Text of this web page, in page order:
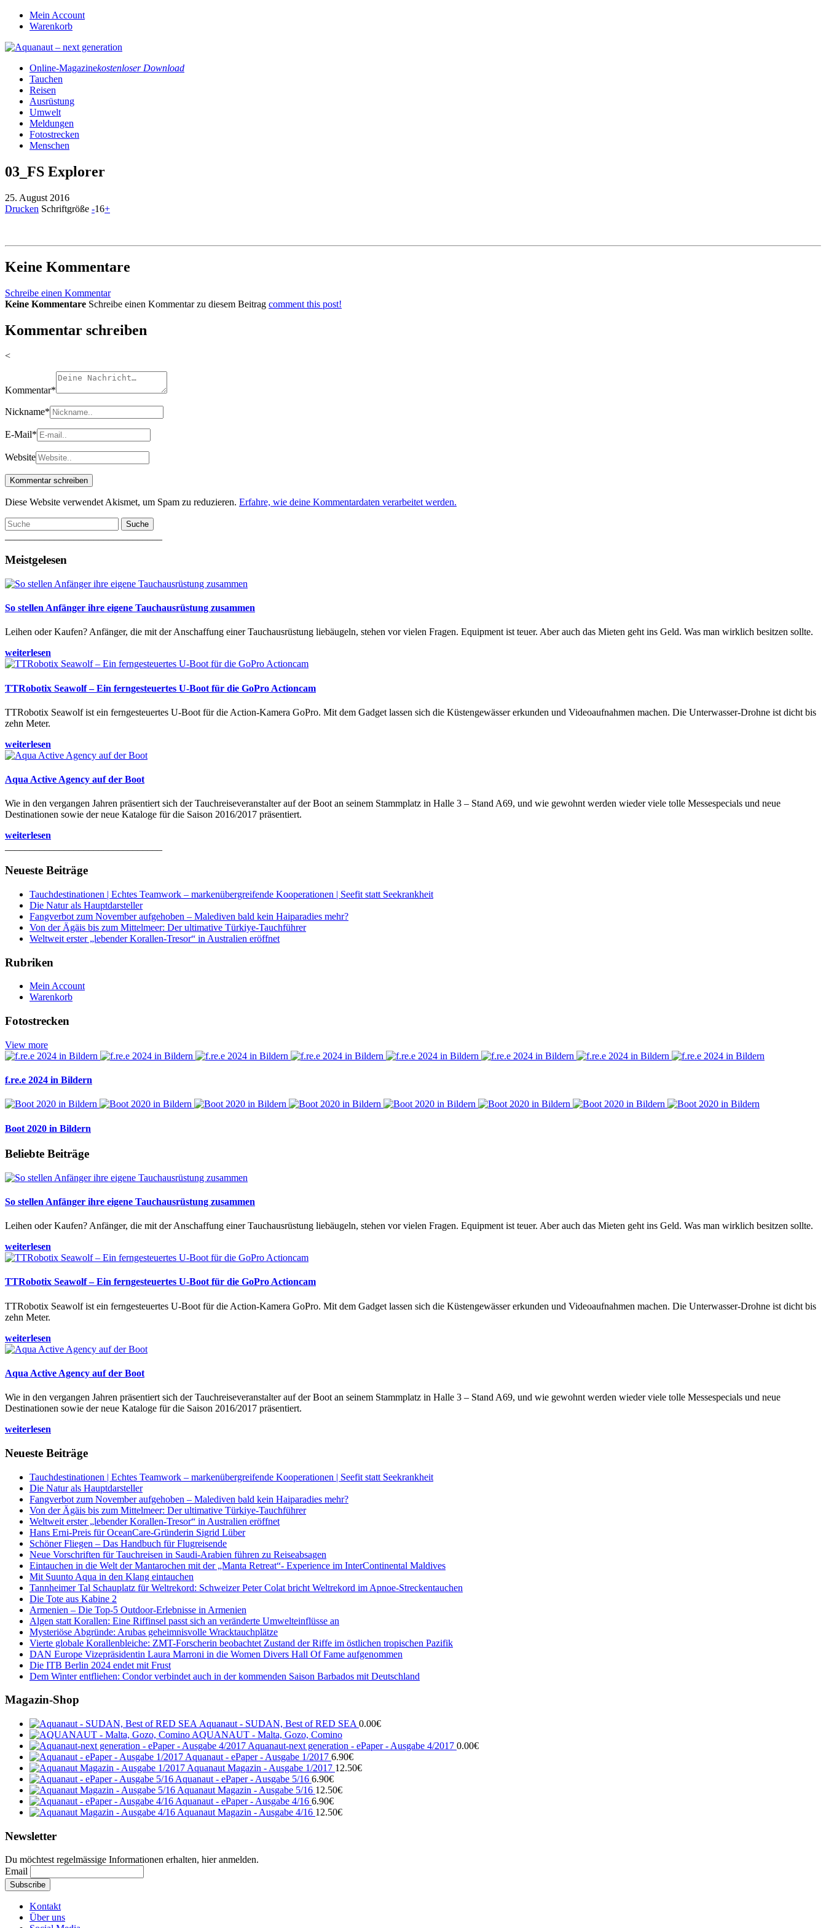
Mein Account
Warenkorb
Online-Magazinekostenloser Download
Tauchen
Reisen
Ausrüstung
Umwelt
Meldungen
Fotostrecken
Menschen
03_FS Explorer
25. August 2016
Drucken Schriftgröße -16+
Keine Kommentare
Schreibe einen Kommentar
Keine Kommentare Schreibe einen Kommentar zu diesem Beitrag comment this post!
Kommentar schreiben
<
Kommentar*
Nickname*
E-Mail*
Website
Diese Website verwendet Akismet, um Spam zu reduzieren. Erfahre, wie deine Kommentardaten verarbeitet werden.
Suche
Meistgelesen
So stellen Anfänger ihre eigene Tauchausrüstung zusammen
Leihen oder Kaufen? Anfänger, die mit der Anschaffung einer Tauchausrüstung liebäugeln, stehen vor vielen Fragen. Equipment ist teuer. Aber auch das Mieten geht ins Geld. Was man wirklich besitzen sollte.
weiterlesen
TTRobotix Seawolf – Ein ferngesteuertes U-Boot für die GoPro Actioncam
TTRobotix Seawolf ist ein ferngesteuertes U-Boot für die Action-Kamera GoPro. Mit dem Gadget lassen sich die Küstengewässer erkunden und Videoaufnahmen machen. Die Unterwasser-Drohne ist dicht bis
zehn Meter.
weiterlesen
Aqua Active Agency auf der Boot
Wie in den vergangen Jahren präsentiert sich der Tauchreiseveranstalter auf der Boot an seinem Stammplatz in Halle 3 – Stand A69, und wie gewohnt werden wieder viele tolle Messespecials und neue
Destinationen sowie der neue Kataloge für die Saison 2016/2017 präsentiert.
weiterlesen
Neueste Beiträge
Tauchdestinationen | Echtes Teamwork – markenübergreifende Kooperationen | Seefit statt Seekrankheit
Die Natur als Hauptdarsteller
Fangverbot zum November aufgehoben – Malediven bald kein Haiparadies mehr?
Von der Ägäis bis zum Mittelmeer: Der ultimative Türkiye-Tauchführer
Weltweit erster „lebender Korallen-Tresor“ in Australien eröffnet
Rubriken
Mein Account
Warenkorb
Fotostrecken
View more
f.re.e 2024 in Bildern
Boot 2020 in Bildern
Beliebte Beiträge
So stellen Anfänger ihre eigene Tauchausrüstung zusammen
Leihen oder Kaufen? Anfänger, die mit der Anschaffung einer Tauchausrüstung liebäugeln, stehen vor vielen Fragen. Equipment ist teuer. Aber auch das Mieten geht ins Geld. Was man wirklich besitzen sollte.
weiterlesen
TTRobotix Seawolf – Ein ferngesteuertes U-Boot für die GoPro Actioncam
TTRobotix Seawolf ist ein ferngesteuertes U-Boot für die Action-Kamera GoPro. Mit dem Gadget lassen sich die Küstengewässer erkunden und Videoaufnahmen machen. Die Unterwasser-Drohne ist dicht bis
zehn Meter.
weiterlesen
Aqua Active Agency auf der Boot
Wie in den vergangen Jahren präsentiert sich der Tauchreiseveranstalter auf der Boot an seinem Stammplatz in Halle 3 – Stand A69, und wie gewohnt werden wieder viele tolle Messespecials und neue
Destinationen sowie der neue Kataloge für die Saison 2016/2017 präsentiert.
weiterlesen
Neueste Beiträge
Tauchdestinationen | Echtes Teamwork – markenübergreifende Kooperationen | Seefit statt Seekrankheit
Die Natur als Hauptdarsteller
Fangverbot zum November aufgehoben – Malediven bald kein Haiparadies mehr?
Von der Ägäis bis zum Mittelmeer: Der ultimative Türkiye-Tauchführer
Weltweit erster „lebender Korallen-Tresor“ in Australien eröffnet
Hans Erni-Preis für OceanCare-Gründerin Sigrid Lüber
Schöner Fliegen – Das Handbuch für Flugreisende
Neue Vorschriften für Tauchreisen in Saudi-Arabien führen zu Reiseabsagen
Eintauchen in die Welt der Mantarochen mit der „Manta Retreat“- Experience im InterContinental Maldives
Mit Suunto Aqua in den Klang eintauchen
Tannheimer Tal Schauplatz für Weltrekord: Schweizer Peter Colat bricht Weltrekord im Apnoe-Streckentauchen
Die Tote aus Kabine 2
Armenien – Die Top-5 Outdoor-Erlebnisse in Armenien
Algen statt Korallen: Eine Riffinsel passt sich an veränderte Umwelteinflüsse an
Mysteriöse Abgründe: Arubas geheimnisvolle Wracktauchplätze
Vierte globale Korallenbleiche: ZMT-Forscherin beobachtet Zustand der Riffe im östlichen tropischen Pazifik
DAN Europe Vizepräsidentin Laura Marroni in die Women Divers Hall Of Fame aufgenommen
Die ITB Berlin 2024 endet mit Frust
Dem Winter entfliehen: Condor verbindet auch in der kommenden Saison Barbados mit Deutschland
Magazin-Shop
Aquanaut - SUDAN, Best of RED SEA 0.00€
AQUANAUT - Malta, Gozo, Comino
Aquanaut-next generation - ePaper - Ausgabe 4/2017 0.00€
Aquanaut - ePaper - Ausgabe 1/2017 6.90€
Aquanaut Magazin - Ausgabe 1/2017 12.50€
Aquanaut - ePaper - Ausgabe 5/16 6.90€
Aquanaut Magazin - Ausgabe 5/16 12.50€
Aquanaut - ePaper - Ausgabe 4/16 6.90€
Aquanaut Magazin - Ausgabe 4/16 12.50€
Newsletter
Du möchtest regelmässige Informationen erhalten, hier anmelden.
Email
Kontakt
Über uns